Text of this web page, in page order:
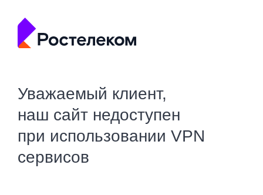
Уважаемый клиент,
наш сайт недоступен
при использовании VPN
сервисов